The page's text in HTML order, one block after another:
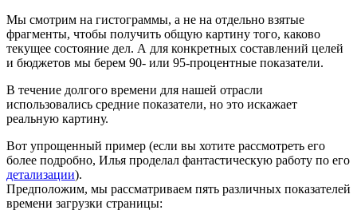
Мы смотрим на гистограммы, а не на отдельно взятые
фрагменты, чтобы получить общую картину того, каково
текущее состояние дел. А для конкретных составлений целей
и бюджетов мы берем 90- или 95-процентные показатели.
В течение долгого времени для нашей отрасли
использовались средние показатели, но это искажает
реальную картину.
Вот упрощенный пример (если вы хотите рассмотреть его
более подробно, Илья проделал фантастическую работу по его
детализации).
Предположим, мы рассматриваем пять различных показателей
времени загрузки страницы: